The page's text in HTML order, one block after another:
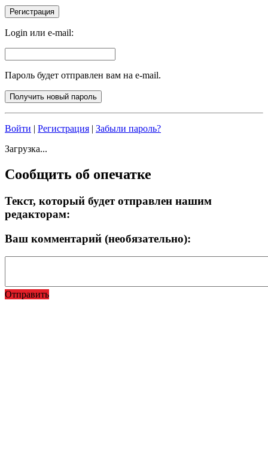
Login или e-mail:
Пароль будет отправлен вам на e-mail.
Войти | Регистрация | Забыли пароль?
Загрузка...
Сообщить об опечатке
Текст, который будет отправлен нашим
редакторам:
Ваш комментарий (необязательно):
Отправить